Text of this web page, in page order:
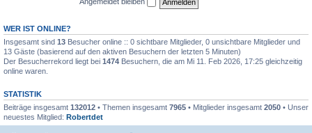
WER IST ONLINE?
Insgesamt sind 13 Besucher online :: 0 sichtbare Mitglieder, 0 unsichtbare Mitglieder und
13 Gäste (basierend auf den aktiven Besuchern der letzten 5 Minuten)
Der Besucherrekord liegt bei 1474 Besuchern, die am Mi 11. Feb 2026, 17:25 gleichzeitig
online waren.
STATISTIK
Beiträge insgesamt 132012 • Themen insgesamt 7965 • Mitglieder insgesamt 2050 • Unser
neuestes Mitglied: Robertdet